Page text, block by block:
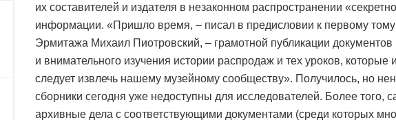
их составителей и издателя в незаконном распространении
информации. «Пришло время, – писал в предисловии к первому тому
Эрмитажа Михаил Пиотровский, – грамотной публикации документов
и внимательного изучения истории распродаж и тех уроков, которые
следует извлечь нашему музейному сообществу». Получилось, но
сборники сегодня уже недоступны для исследователей. Более того,
архивные дела с соответствующими документами (среди которых